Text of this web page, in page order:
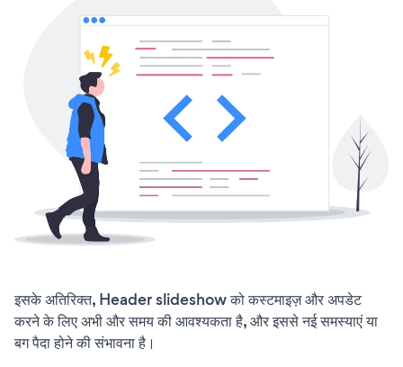
इसके अतिरिक्त, Header slideshow को कस्टमाइज़ और अपडेट
करने के लिए अभी और समय की आवश्यकता है, और इससे नई समस्याएं या
बग पैदा होने की संभावना है।